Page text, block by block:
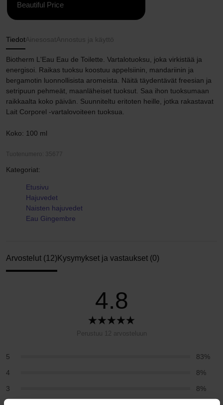
Beautiful Price
TiedotAinesosat Annostus ja käyttö
Biotherm L'Eau Eau de Toilette. Vartalotuoksu, joka virkistää ja
energisoi. Raikas tuoksu koostuu appelsiinin, mandariinin ja
bergamotin luonnollisista aromeista. Näitä täydentävät freesian ja
setripuun pehmeät, maanläheiset tuoksut. Saa ihon tuoksumaan
raikkaalta koko päivän. Suunniteltu eritoten heille, jotka rakastavat
Lait Corporel -vartalovoiteen tuoksua.
Koko: 100 ml
Tuotenumero: 35677
Kategoriat:
Etusivu
Hajuvedet
Naisten hajuvedet
Eau Gingembre
Arvostelut (12) Kysymykset ja vastaukset (0)
4.8
Perustuu 12 arvosteluun
5
83%
4
8%
3
8%